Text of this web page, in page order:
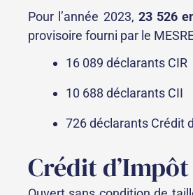
Pour l’année 2023, 23 526
provisoire fourni par le
16 089 déclarants CIR
10 688 déclarants CII
726 déclarants Crédit
Crédit